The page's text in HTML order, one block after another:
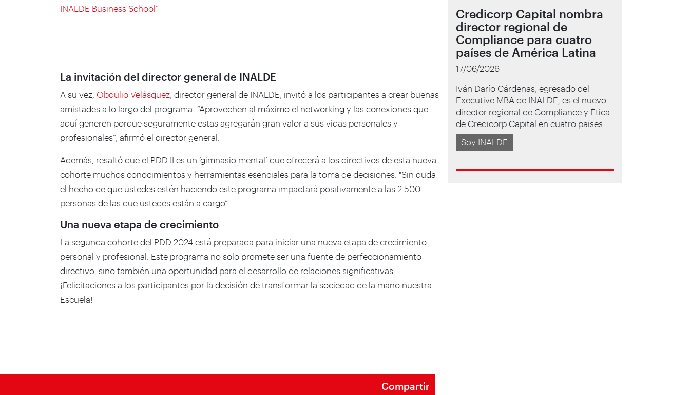
INALDE Business School”
La invitación del director general de INALDE
A su vez, Obdulio Velásquez , director general de INALDE, invitó a los participantes a crear buenas
amistades a lo largo del programa. “Aprovechen al máximo el networking y las conexiones que
aquí generen porque seguramente estas agregarán gran valor a sus vidas personales y
profesionales”, afirmó el director general.
Además, resaltó que el PDD II es un ‘gimnasio mental’ que ofrecerá a los directivos de esta nueva
cohorte muchos conocimientos y herramientas esenciales para la toma de decisiones. "Sin duda
el hecho de que ustedes estén haciendo este programa impactará positivamente a las 2.500
personas de las que ustedes están a cargo”.
Una nueva etapa de crecimiento
La segunda cohorte del PDD 2024 está preparada para iniciar una nueva etapa de crecimiento
personal y profesional. Este programa no solo promete ser una fuente de perfeccionamiento
directivo, sino también una oportunidad para el desarrollo de relaciones significativas.
¡Felicitaciones a los participantes por la decisión de transformar la sociedad de la mano nuestra
Escuela!
Compartir
Credicorp Capital nombra
director regional de
Compliance para cuatro
países de América Latina
17/06/2026
Iván Darío Cárdenas, egresado del
Executive MBA de INALDE, es el nuevo
director regional de Compliance y Ética
de Credicorp Capital en cuatro países.
Soy INALDE